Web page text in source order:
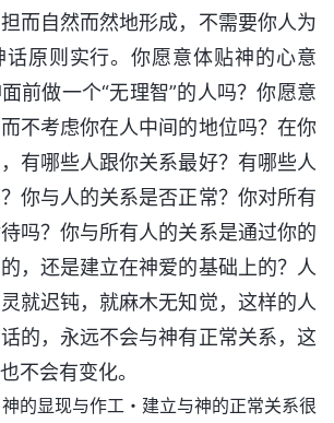
而自然而然地形成，不需要你人为
话原则实行。你愿意体贴神的心意
前做一个“无理智”的人吗？你愿意
不考虑你在人中间的地位吗？在你
有哪些人跟你关系最好？有哪些人
你与人的关系是否正常？你对所有
吗？你与所有人的关系是通过你的
，还是建立在神爱的基础上的？人
就迟钝，就麻木无知觉，这样的人
的，永远不会与神有正常关系，这
不会有变化。
显现与作工・建立与神的正常关系很